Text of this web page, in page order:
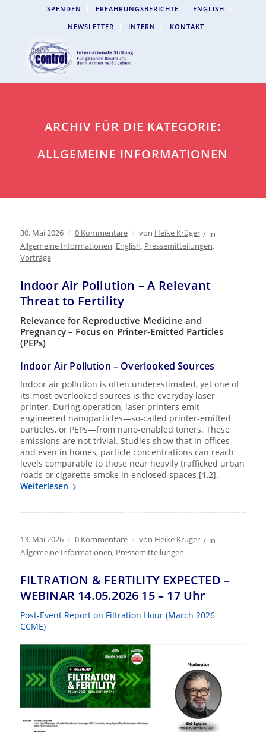
SPENDEN ERFAHRUNGSBERICHTE
ENGLISH
NEWSLETTER
INTERN KONTAKT
ARCHIV FÜR DIE KATEGORIE:
ALLGEMEINE INFORMATIONEN
30. Mai 2026 / 0 Kommentare / von Heike Krüger / in
Allgemeine Informationen, English, Pressemitteilungen,
Vorträge
Indoor Air Pollution – A Relevant
Threat to Fertility
Relevance for Reproductive Medicine and
Pregnancy – Focus on Printer-Emitted Particles
(PEPs)
Indoor Air Pollution – Overlooked Sources
Indoor air pollution is often underestimated, yet one of
its most overlooked sources is the everyday laser
printer. During operation, laser printers emit
engineered nanoparticles—so-called printer-emitted
particles, or PEPs—from nano-enabled toners. These
emissions are not trivial. Studies show that in offices
and even in homes, particle concentrations can reach
levels comparable to those near heavily trafficked urban
roads or cigarette smoke in enclosed spaces [1,2].
Weiterlesen
13. Mai 2026 / 0 Kommentare / von Heike Krüger / in
Allgemeine Informationen, Pressemitteilungen
FILTRATION & FERTILITY EXPECTED –
WEBINAR 14.05.2026 15 – 17 Uhr
Post-Event Report on Filtration Hour (March 2026
CCME)